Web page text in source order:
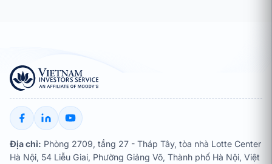
Địa chỉ: Phòng 2709, tầng 27 - Tháp Tây, tòa nhà Lotte Center
Hà Nội, 54 Liễu Giai, Phường Giảng Võ, Thành phố Hà Nội, Việt